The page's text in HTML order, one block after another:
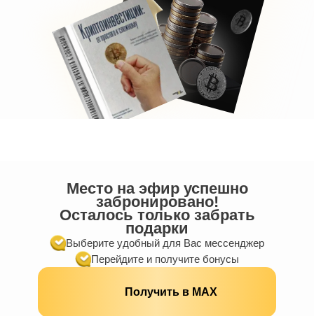
Место на эфир успешно
забронировано!
Осталось только забрать
подарки
Выберите удобный для Вас мессенджер
Перейдите и получите бонусы
Получить в МАХ